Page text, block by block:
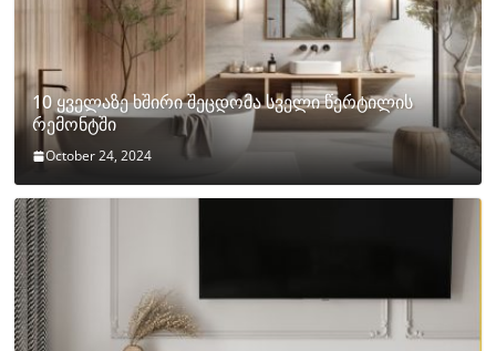
10 ყველაზე ხშირი შეცდომა სველი წერტილის
რემონტში
October 24, 2024